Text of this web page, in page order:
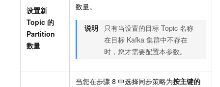
设置新
Topic 的
Partition
数量
数量。
说明 只有当设置的目标 Topic 名称
在目标 Kafka 集群中不存在
时，您才需要配置本参数。
当您在步骤 8 中选择同步策略为按主键的